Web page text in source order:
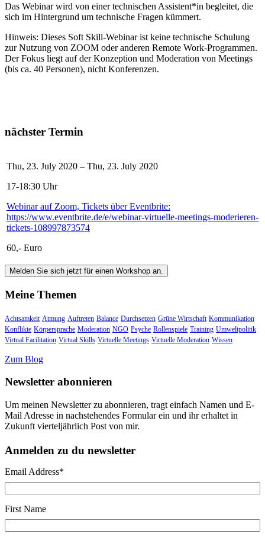
Das Webinar wird von einer technischen Assistent*in begleitet, die
sich im Hintergrund um technische Fragen kümmert.
Hinweis: Dieses Soft Skill-Webinar ist keine technische Schulung
zur Nutzung von ZOOM oder anderen Remote Work-Programmen.
Der Fokus liegt auf der Konzeption und Moderation von Meetings
(bis ca. 40 Personen), nicht Konferenzen.
nächster Termin
Thu, 23. July 2020 – Thu, 23. July 2020
17-18:30 Uhr
Webinar auf Zoom, Tickets über Eventbrite:
https://www.eventbrite.de/e/webinar-virtuelle-meetings-moderieren-
tickets-108997873574
60,- Euro
Melden Sie sich jetzt für einen Workshop an.
Meine Themen
Achtsamkeit Atmung Auftreten Balance Durchsetzen Grüne Wirtschaft Kommunikation
Konflikte Körpersprache Moderation NGO Psyche Rollenspiele Training Umweltpolitik
Virtual Facilitation Virtual Skills Virtuelle Meetings Virtuelle Moderation Wissen
Zum Blog
Newsletter abonnieren
Um meinen Newsletter zu abonnieren, tragt einfach Namen und E-
Mail Adresse in nachstehendes Formular ein und ihr erhaltet in
Zukunft vierteljährlich Post von mir.
Anmelden zu du newsletter
Email Address*
First Name